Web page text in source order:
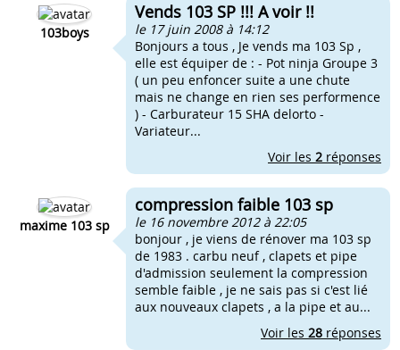
103boys
Vends 103 SP !!! A voir !!
le 17 juin 2008 à 14:12
Bonjours a tous , Je vends ma 103 Sp ,
elle est équiper de : - Pot ninja Groupe 3
( un peu enfoncer suite a une chute
mais ne change en rien ses performence
) - Carburateur 15 SHA delorto -
Variateur...
Voir les 2 réponses
maxime 103 sp
compression faible 103 sp
le 16 novembre 2012 à 22:05
bonjour , je viens de rénover ma 103 sp
de 1983 . carbu neuf , clapets et pipe
d'admission seulement la compression
semble faible , je ne sais pas si c'est lié
aux nouveaux clapets , a la pipe et au...
Voir les 28 réponses